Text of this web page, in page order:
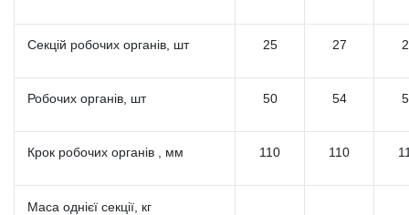
Секцій робочих органів, шт 25 27
Робочих органів, шт 50 54
Крок робочих органів , мм 110 110
Маса однієї секції, кг